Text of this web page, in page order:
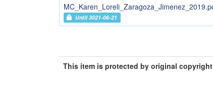
Until 3021-06-21
This item is protected by original copyright